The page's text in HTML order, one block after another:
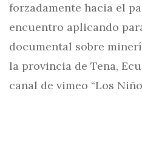
forzadamente hacia el
encuentro aplicando
documental sobre
la provincia de Tena,
canal de vimeo “Los